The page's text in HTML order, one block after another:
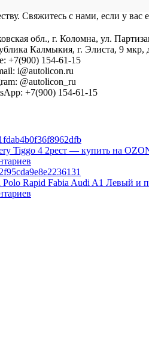
Свяжитесь с нами, если у
обл., г. Коломна, ул.
Калмыкия, г. Элиста, 9 мкр,
+7(900) 154-61-15
i@autolicon.ru
@autolicon_ru
+7(900) 154-61-15
Tiggo 4 2рест — купить на
Polo Rapid Fabia Audi A1 Левый и